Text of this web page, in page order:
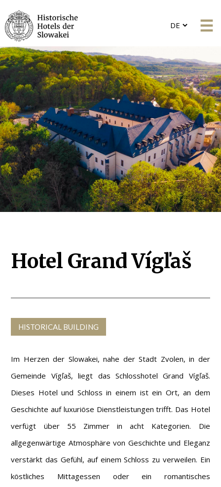
Choose
language
Hotel Grand Vígľaš
HISTORICAL BUILDING
Im Herzen der Slowakei, nahe der Stadt Zvolen, in der
Gemeinde Vígľaš, liegt das Schlosshotel Grand Vígľaš.
Dieses Hotel und Schloss in einem ist ein Ort, an dem
Geschichte auf luxuriöse Dienstleistungen trifft. Das Hotel
verfügt über 55 Zimmer in acht Kategorien. Die
allgegenwärtige Atmosphäre von Geschichte und Eleganz
verstärkt das Gefühl, auf einem Schloss zu verweilen. Ein
köstliches Mittagessen oder ein romantisches